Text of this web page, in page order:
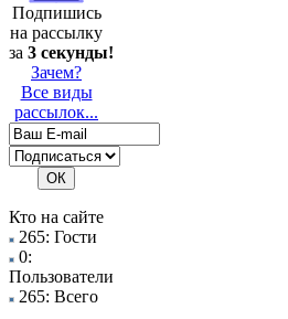
Подпишись
на рассылку
за 3 секунды!
Зачем?
Все виды
рассылок...
Кто на сайте
265: Гости
0:
Пользователи
265: Всего